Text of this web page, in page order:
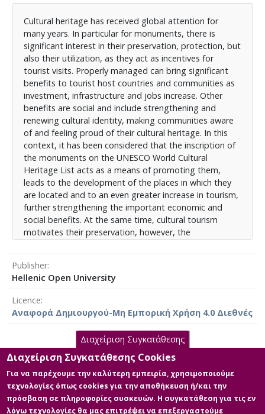
ενισχύοντας περαιτέρω τα σημαντικά οικονομικά και
κοινωνικά οφέλη. Παράλληλα, ο πολιτιστικός
τουρισμός δίνει κίνητρο στην διατήρησή τους, όμως
η ανάπτυξη του τουρισμού επιφέρει αλλαγές στον
κοινωνικό χαρακτήρα ενός προορισμού. Με τη
συνεχή ανάπτυξη του τουρισμού, η παραδοσιακή
κοινωνική κουλτούρα αλλάζει στους τόπους που
βρίσκονται πολλά γνωστά μνημεία. Ακόμα, η
αυξανόμενη εξάρτηση των οικονομιών πολλών
χωρών από τουρισμό έχει επιφέρει
μετασχηματισμούς στις παραδοσιακές αξίες, τον
τρόπο ζωής και τις διαπροσωπικές σχέσεις των
μόνιμων κατοίκων.
Cultural heritage has received global attention for
many years. In particular for monuments, there is
significant interest in their preservation, protection, but
also their utilization, as they act as incentives for
tourist visits. Properly managed can bring significant
benefits to tourist host countries and communities as
investment, infrastructure and jobs increase. Other
benefits are social and include strengthening and
renewing cultural identity, making communities aware
of and feeling proud of their cultural heritage. In this
context, it has been considered that the inscription of
the monuments on the UNESCO World Cultural
Heritage List acts as a means of promoting them,
leads to the development of the places in which they
are located and to an even greater increase in tourism,
further strengthening the important economic and
social benefits. At the same time, cultural tourism
motivates their preservation, however, the
development of tourism, the traditional social culture is
changing in the places where many famous
dependence of many countries' economies on tourism
has brought about transformations in the traditional
values, lifestyles and interpersonal relationships of
permanent residents.
Publisher
Hellenic Open University
Licence
Αναφορά Δημιουργού-Μη Εμπορική Χρήση 4.0 Διεθνές
Main Files
Κύριο Μέρος της Διπλωματικής
Description: Μεταπτυχιακή
Διαχείριση Συγκατάθεσης
Διαχείριση Συγκατάθεσης Cookies
Για να παρέχουμε την καλύτερη εμπειρία, χρησιμοποιούμε
τεχνολογίες όπως cookies για την αποθήκευση ή/και την
πρόσβαση σε πληροφορίες συσκευών. Η συγκατάθεση για τις εν
λόγω τεχνολογίες θα μας επιτρέψει να επεξεργαστούμε